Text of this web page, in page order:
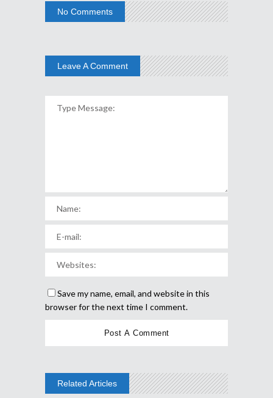
No Comments
Leave A Comment
Save my name, email, and website in this
browser for the next time I comment.
Related Articles